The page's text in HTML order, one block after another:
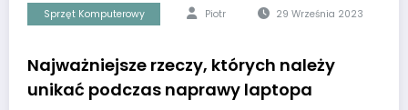
Sprzęt Komputerowy Piotr 29 Września 2023
Najważniejsze rzeczy, których należy
unikać podczas naprawy laptopa